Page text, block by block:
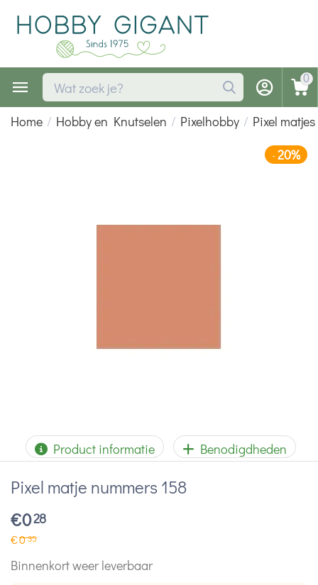
0
Home / Hobby en Knutselen / Pixelhobby / Pixel matjes
-20%
Product informatie Benodigdheden
Pixel matje nummers 158
€028
€035
Binnenkort weer leverbaar